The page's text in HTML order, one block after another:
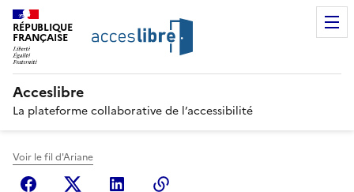
RÉPUBLIQUE
FRANÇAISE
Acceslibre
La plateforme collaborative de l’accessibilité
Voir le fil d'Ariane
FacebookX (anciennement Twitter)
Linkedin